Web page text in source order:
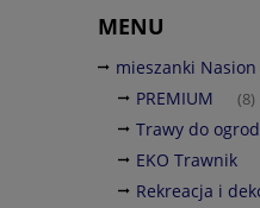
MENU
mieszanki Nasion
PREMIUM (8)
Trawy do
EKO Trawnik
Rekreacja i